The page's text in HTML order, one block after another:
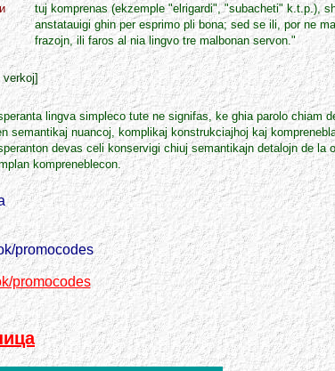
tuj komprenas (ekzemple "elrigardi", "subacheti" k.t.p.),
anstatauigi ghin per esprimo pli bona; sed se ili, por ne
frazojn, ili faros al nia lingvo tre malbonan servon."
lingva simpleco tute ne signifas, ke ghia parolo chiam
semantikaj nuancoj, komplikaj konstrukciajhoj kaj
devas celi konservigi chiuj semantikajn detalojn de la
kompreneblecon.
promocodes
promocodes